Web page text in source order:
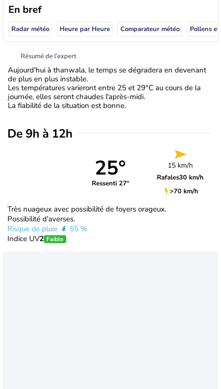
En bref
Radar météo Heure par Heure Comparateur météo Pollens
Résumé de l’expert
Aujourd'hui à thanwala, le temps se dégradera en devenant
de plus en plus instable.
Les températures varieront entre 25 et 29°C au cours de la
journée, elles seront chaudes l'après-midi.
La fiabilité de la situation est bonne.
De 9h à 12h
25°
Ressenti 27°
15 km/h
Rafales30 km/h
>70 km/h
Très nuageux avec possibilité de foyers orageux.
Possibilité d'averses.
Risque de pluie
55 %
Indice UV2 Faible